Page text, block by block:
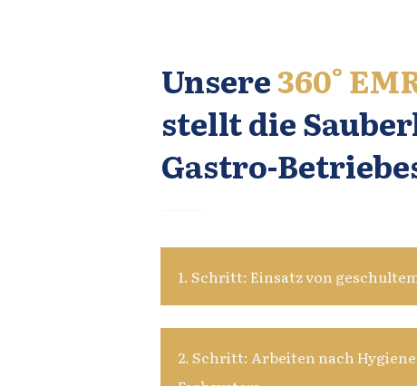
Unsere360°
stellt die
Gastro-
1. Schritt: Einsatz von
2. Schritt: Arbeiten nach